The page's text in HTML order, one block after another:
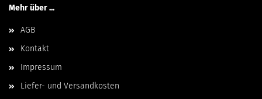
Mehr über ...
AGB
Kontakt
Impressum
Liefer- und Versandkosten